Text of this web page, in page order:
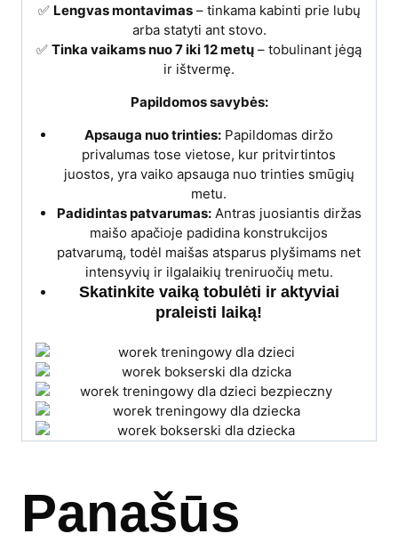
✅ Lengvas montavimas– tinkama kabinti prie lubų
arba statyti ant stovo.
✅ Tinka vaikams nuo 7 iki 12 metų – tobulinant jėgą
ir ištvermę.
Papildomos savybės:
Apsauga nuo trinties: Papildomas diržo
privalumas tose vietose, kur pritvirtintos
juostos, yra vaiko apsauga nuo trinties smūgių
metu.
Padidintas patvarumas:Antras juosiantis diržas
maišo apačioje padidina konstrukcijos
patvarumą, todėl maišas atsparus plyšimams net
intensyvių ir ilgalaikių treniruočių metu.
Skatinkite vaiką tobulėti ir aktyviai
praleisti laiką!
Panašūs